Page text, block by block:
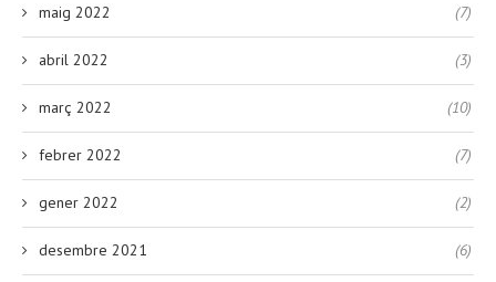
maig 2022 (7)
abril 2022 (3)
març 2022 (10)
febrer 2022 (7)
gener 2022 (2)
desembre 2021 (6)